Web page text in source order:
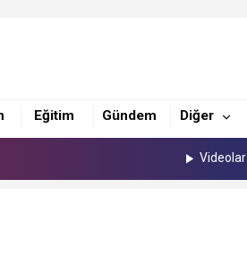
Eğitim Gündem Diğer
Videolar